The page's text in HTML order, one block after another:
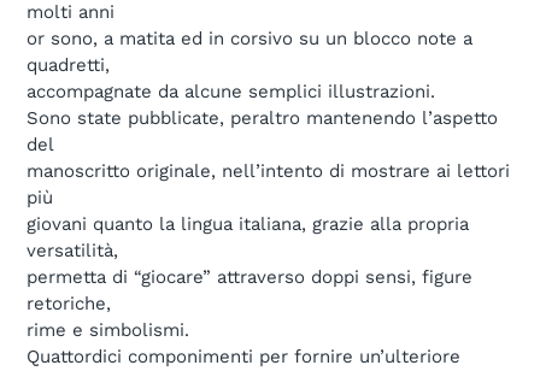
molti anni
or sono, a matita ed in corsivo su un blocco note a
quadretti,
accompagnate da alcune semplici illustrazioni.
Sono state pubblicate, peraltro mantenendo l’aspetto
del
manoscritto originale, nell’intento di mostrare ai lettori
più
giovani quanto la lingua italiana, grazie alla propria
versatilità,
permetta di “giocare” attraverso doppi sensi, figure
retoriche,
rime e simbolismi.
Quattordici componimenti per fornire un’ulteriore